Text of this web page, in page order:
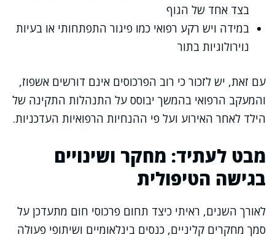
בצד אחד של הגוף
במידה ויש רקע רפואי כמו פיגור התפתחותי או בעיות
נוירולוגיות בתור
עם זאת, יש לזכור כי רוב הפרכוסים אינם דורשים אשפוז,
והמעקב הרפואי בהמשך יבוסס על התנהלות התקינה של
הילד לאחר האירוע ועל פי ההנחיות הרפואיות העדכניות.
מבט לעתיד: מחקר ושינויים
בגישה הטיפולית
לאורך השנים, ראיתי כיצד תחום פרכוסי חום מתעדכן על
סמך מחקרים קליניים, כנסים בינלאומיים ושיתופי פעולה